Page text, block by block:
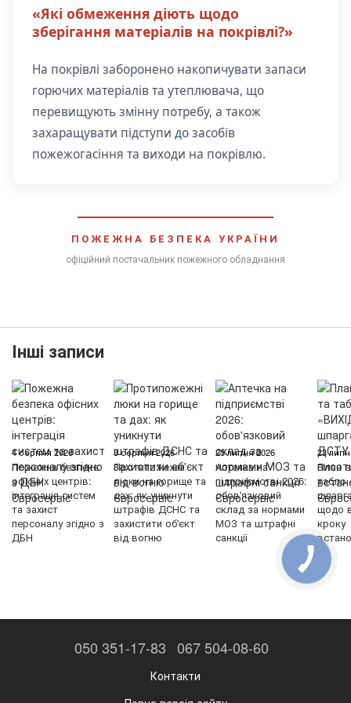
«Які обмеження діють щодо
зберігання матеріалів на покрівлі?»
На покрівлі заборонено накопичувати запаси
горючих матеріалів та утеплювача, що
перевищують змінну потребу, а також
захаращувати підступи до засобів
пожежогасіння та виходи на покрівлю.
ПОЖЕЖНА БЕЗПЕКА УКРАЇНИ
офіційний постачальник пожежного обладнання
Інші записи
4 серпня 2026
Пожежна безпека
офісних центрів:
інтеграція систем
та захист
персоналу згідно з
ДБН
3 серпня 2026
Протипожежні
люки на горище та
дах: як уникнути
штрафів ДСНС та
захистити об'єкт
від вогню
25 липня 2026
Аптечка на
підприємстві 2026:
обов'язковий
склад за нормами
МОЗ та штрафні
санкції
23
План
табло
щодо
кроку
050 351-17-83 067 504-08-60
Контакти